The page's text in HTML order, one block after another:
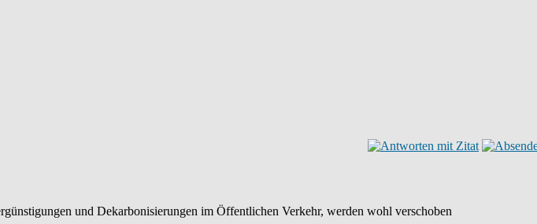
und Dekarbonisierungen im Öffentlichen Verkehr, werden wohl verschoben